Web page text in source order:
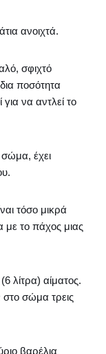
ανοιχτά.
σφιχτό
ποσότητα
να αντλεί το
έχει
τόσο μικρά
με το πάχος μιας
λίτρα) αίματος.
στο σώμα τρεις
βαρέλια